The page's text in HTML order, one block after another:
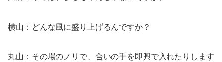
横山：どんな風に盛り上げるんですか？
丸山：その場のノリで、合いの手を即興で入れたりします